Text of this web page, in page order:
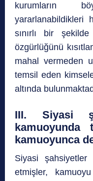
kurumların
yararlanabildikleri
sınırlı bir
özgürlüğünü
mahal vermeden
temsil eden
altında
III. Siyasi
kamuoyunda
kamuoyunca
Siyasi
etmişler,